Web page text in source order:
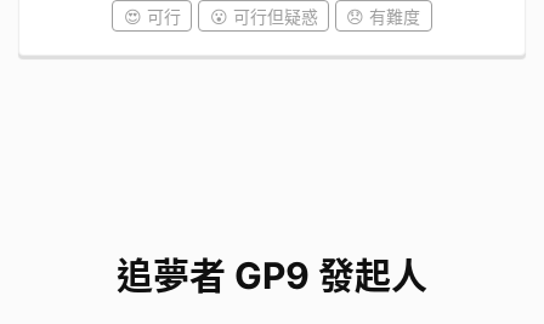
😍 可行 😮 可行但疑惑 😞 有難度
追夢者 GP9 發起人